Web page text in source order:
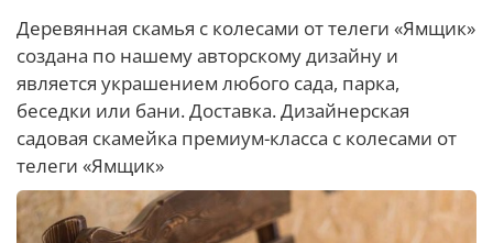
Деревянная скамья с колесами от телеги «Ямщик»
создана по нашему авторскому дизайну и
является украшением любого сада, парка,
беседки или бани. Доставка. Дизайнерская
садовая скамейка премиум-класса с колесами от
телеги «Ямщик»